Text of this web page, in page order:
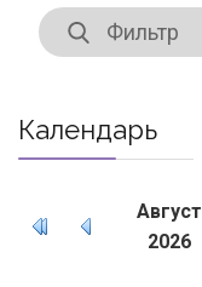
Календарь
Август
2026